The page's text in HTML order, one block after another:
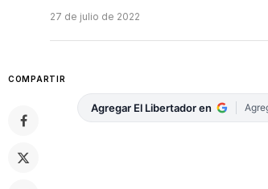
27 de julio de 2022
COMPARTIR
Agregar El Libertador en